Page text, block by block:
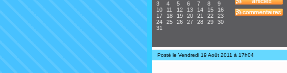
3
4 5 6 7 8
9
10
11 12 13 14 15
16
17
18 19 20 21 22
23
24
25 26 27 28 29
30
31
Posté le Vendredi 19 Août 2011 à 17h04